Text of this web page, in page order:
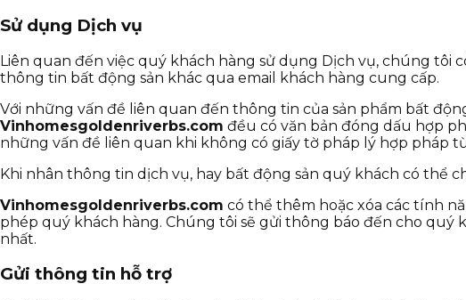
Sử dụng Dịch vụ
Liên quan đến việc quý khách hàng sử dụng Dịch vụ, chúng
thông tin bất động sản khác qua email khách hàng cung cấp.
Với những vấn đề liên quan đến thông tin của sản phẩm bất
Vinhomesgoldenriverbs.com đều có văn bản đóng dấu hợp
những vấn đề liên quan khi không có giấy tờ pháp lý hợp pháp
Khi nhân thông tin dịch vụ, hay bất động sản quý khách có thể
Vinhomesgoldenriverbs.com có thể thêm hoặc xóa các tính
phép quý khách hàng. Chúng tôi sẽ gửi thông báo đến cho
nhất.
Gửi thông tin hỗ trợ